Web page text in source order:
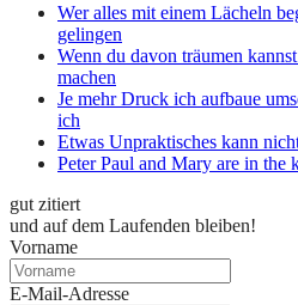
Wer alles mit einem Lächeln
gelingen
Wenn du davon träumen
machen
Je mehr Druck ich aufbaue
ich
Etwas Unpraktisches kann
Peter Paul and Mary are in the
gut zitiert
und auf dem Laufenden bleiben!
Vorname
E-Mail-Adresse